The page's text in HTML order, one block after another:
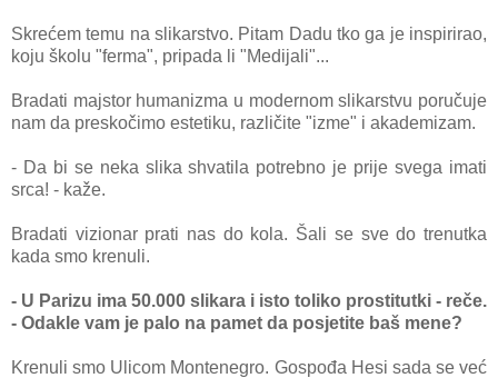
Skrećem temu na slikarstvo. Pitam Dadu tko ga je inspirirao,
koju školu "ferma", pripada li "Medijali"...
Bradati majstor humanizma u modernom slikarstvu poručuje
nam da preskočimo estetiku, različite "izme" i akademizam.
- Da bi se neka slika shvatila potrebno je prije svega imati
srca! - kaže.
Bradati vizionar prati nas do kola. Šali se sve do trenutka
kada smo krenuli.
- U Parizu ima 50.000 slikara i isto toliko prostitutki - reče.
- Odakle vam je palo na pamet da posjetite baš mene?
Krenuli smo Ulicom Montenegro. Gospođa Hesi sada se već